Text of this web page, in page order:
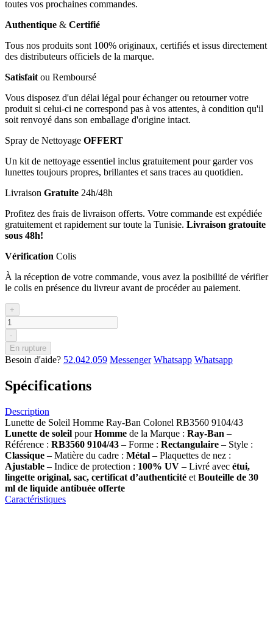
toutes vos prochaines commandes.
Authentique & Certifié
Tous nos produits sont 100% originaux, certifiés et issus directement
des distributeurs officiels de la marque.
Satisfait ou Remboursé
Vous disposez d'un délai légal pour échanger ou retourner votre
produit si celui-ci ne correspond pas à vos attentes, à condition qu'il
soit renvoyé dans son emballage d'origine intact.
Spray de Nettoyage OFFERT
Un kit de nettoyage essentiel inclus gratuitement pour garder vos
lunettes toujours propres, brillantes et sans traces au quotidien.
Livraison Gratuite 24h/48h
Profitez des frais de livraison offerts. Votre commande est expédiée
gratuitement et rapidement sur toute la Tunisie. Livraison gratouite
sous 48h!
Vérification Colis
À la réception de votre commande, vous avez la posibilité de vérifier
le colis en présence du livreur avant de procéder au paiement.
+
-
En rupture
Besoin d'aide? 52.042.059 Messenger Whatsapp Whatsapp
Spécifications
Description
Lunette de Soleil Homme Ray-Ban Colonel RB3560 9104/43
Lunette de soleil pourHomme de la Marque : Ray-Ban –
Référence : RB3560 9104/43 – Forme : Rectangulaire – Style :
Classique – Matière du cadre : Métal – Plaquettes de nez :
Ajustable – Indice de protection : 100% UV – Livré avec étui,
lingette original, sac, certificat d’authenticité et Bouteille de 30
ml de liquide antibuée offerte
Caractéristiques